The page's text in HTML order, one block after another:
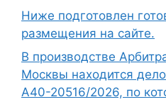
Ниже подготовлен
размещения на сайте.
В производстве
Москвы находится
А40-20516/2026, по